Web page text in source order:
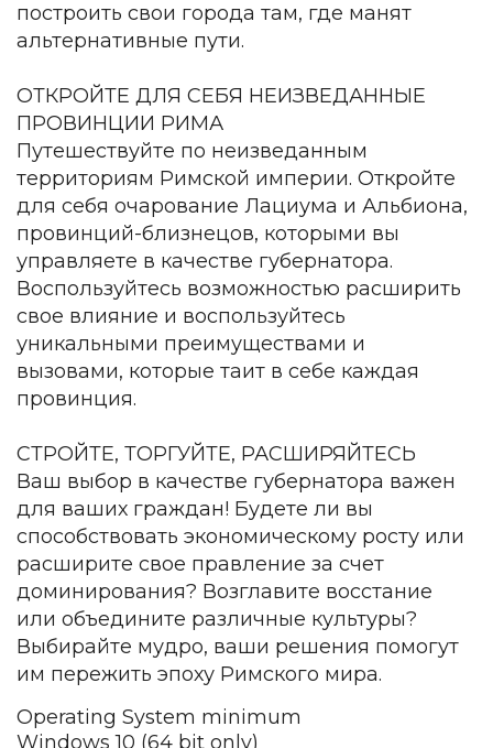
построить свои города там, где манят
альтернативные пути.
ОТКРОЙТЕ ДЛЯ СЕБЯ НЕИЗВЕДАННЫЕ
ПРОВИНЦИИ РИМА
Путешествуйте по неизведанным
территориям Римской империи. Откройте
для себя очарование Лациума и Альбиона,
провинций-близнецов, которыми вы
управляете в качестве губернатора.
Воспользуйтесь возможностью расширить
свое влияние и воспользуйтесь
уникальными преимуществами и
вызовами, которые таит в себе каждая
провинция.
СТРОЙТЕ, ТОРГУЙТЕ, РАСШИРЯЙТЕСЬ
Ваш выбор в качестве губернатора важен
для ваших граждан! Будете ли вы
способствовать экономическому росту или
расширите свое правление за счет
доминирования? Возглавите восстание
или объедините различные культуры?
Выбирайте мудро, ваши решения помогут
им пережить эпоху Римского мира.
Operating System minimum
Windows 10 (64 bit only)